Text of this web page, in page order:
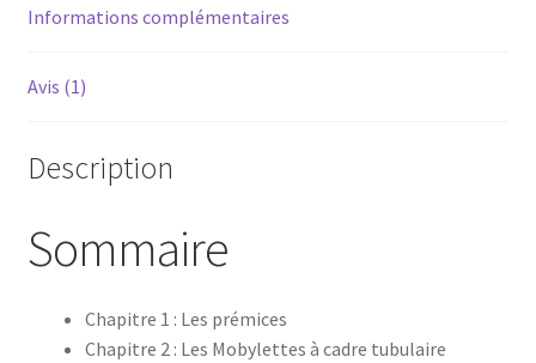
histoire
Informations complémentaires
Avis (1)
Description
Sommaire
Chapitre 1 : Les prémices
Chapitre 2 : Les Mobylettes à cadre tubulaire